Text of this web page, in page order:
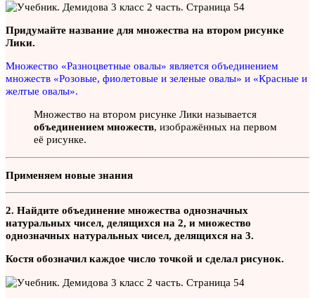
Придумайте название для множества на втором рисунке
Лики.
Множество «Разноцветные овалы» является объединением
множеств «Розовые, фиолетовые и зеленые овалы» и «Красные и
желтые овалы».
Множество на втором рисунке Лики называется
объединением множеств, изображённых на первом
её рисунке.
Применяем новые знания
2. Найдите объединение множества однозначных
натуральных чисел, делящихся на 2, и множество
однозначных натуральных чисел, делящихся на 3.
Костя обозначил каждое число точкой и сделал рисунок.